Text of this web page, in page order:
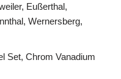
Eußerthal,
Wernersberg,
Set, Chrom Vanadium